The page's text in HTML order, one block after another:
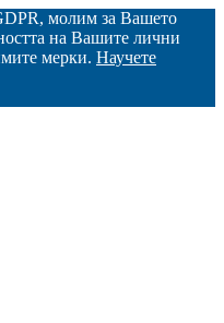
молим за Вашето
на Вашите лични
мерки. Научете